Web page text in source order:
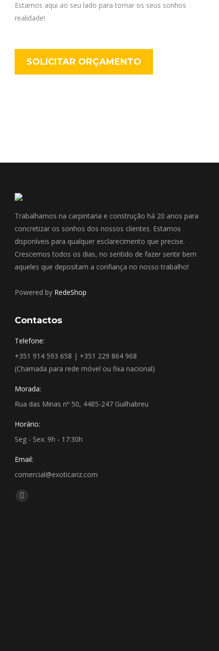
Estamos aqui ao seu lado para tornar os seus sonhos
realidade!
SOLICITAR ORÇAMENTO
Trabalhamos na carpintaria e construção há 20 anos para
concretizar os sonhos dos nossos clientes. Estamos
disponíveis para qualquer esclarecimento que precise.
Crescemos todos os dias, no sentido de fazer sentir bem
aqueles que depositam a confiança no nosso trabalho!
Powered by RedeShop
Contactos
Telefone:
+351 914 593 658 | +351 229 864 968
(Chamada para rede móvel ou fixa nacional)
Morada:
Rua das Minas nº 50, 4485-247 Guilhabreu
Horário:
Seg - Sex: 9h - 17:30h
Email:
comercial@exoticariz.com
Encontre-nos em:
Facebook